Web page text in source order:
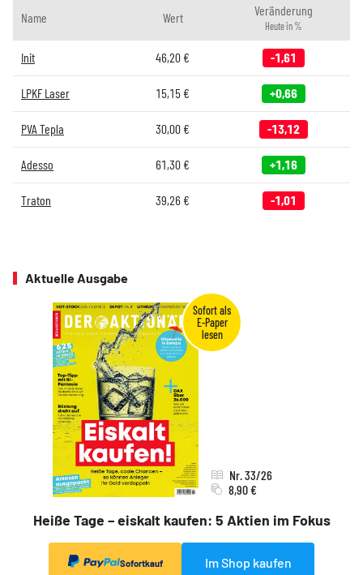
Name Wert Veränderung
Heute in %
Init 46,20 € -1,61
LPKF Laser 15,15 € +0,66
PVA Tepla 30,00 € -13,12
Adesso 61,30 € +1,16
Traton 39,26 € -1,01
Aktuelle Ausgabe
Heiße Tage – eiskalt kaufen: 5 Aktien im Fokus
Nr. 33/26
8,90 €
Sofortkauf Im Shop kaufen